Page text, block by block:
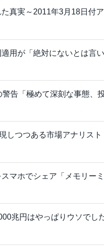
真実～2011年3月18日付
用が「絶対にないとは言
告「極めて深刻な事態、
しつつある市場アナリス
マホでシェア「メモリー
兆円はやっぱりウソでし